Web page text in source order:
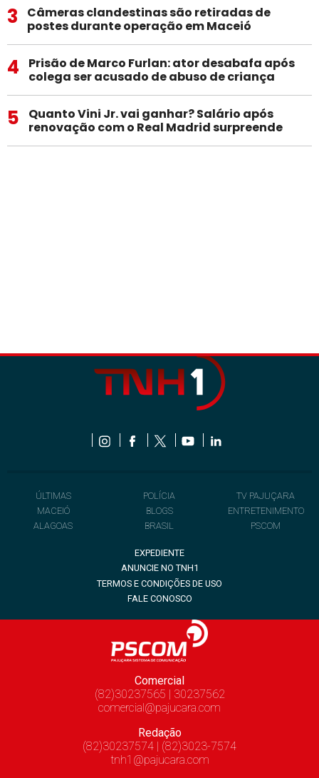
3
Câmeras clandestinas são retiradas de
postes durante operação em Maceió
4
Prisão de Marco Furlan: ator desabafa após
colega ser acusado de abuso de criança
5
Quanto Vini Jr. vai ganhar? Salário após
renovação com o Real Madrid surpreende
ÚLTIMAS
MACEIÓ
ALAGOAS
POLÍCIA
BLOGS
BRASIL
TV PAJUÇARA
ENTRETENIMENTO
PSCOM
EXPEDIENTE
ANUNCIE NO TNH1
TERMOS E CONDIÇÕES DE USO
FALE CONOSCO
Comercial
(82)30237565 | 30237562
comercial@pajucara.com
Redação
(82)30237574 | (82)3023-7574
tnh1@pajucara.com